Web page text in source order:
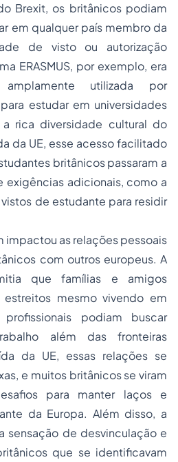
Brexit, os britânicos podiam
em qualquer país membro da
de visto ou autorização
ERASMUS, por exemplo, era
utilizada por
estudar em universidades
a rica diversidade cultural do
da UE, esse acesso facilitado
britânicos passaram a
exigências adicionais, como a
de estudante para residir
impactou as relações pessoais
com outros europeus. A
que famílias e amigos
estreitos mesmo vivendo em
podiam buscar
além das fronteiras
da UE, essas relações se
e muitos britânicos se viram
para manter laços e
da Europa. Além disso, a
sensação de desvinculação e
que se identificavam